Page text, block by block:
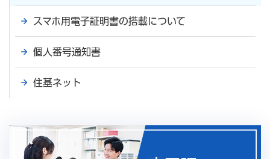
スマホ用電子証明書の搭載について
個人番号通知書
住基ネット